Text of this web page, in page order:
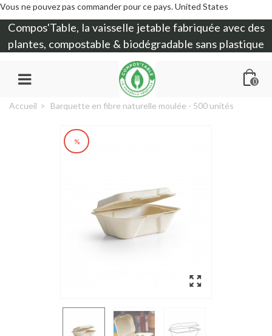
Vous ne pouvez pas commander pour ce pays.United States
Compos'Table, la vaisselle jetable fabriquée avec des
plantes, compostable & biodégradable sans plastique
0
Accueil > Barquette en fibre naturelle moulée - 500 unités
%